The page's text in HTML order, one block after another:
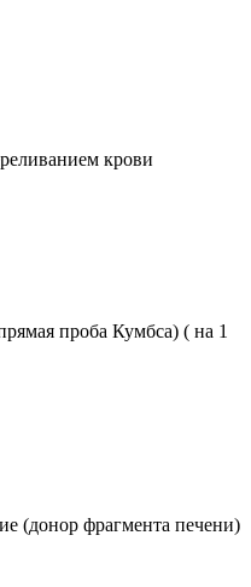
крови
проба Кумбса) ( на 1
(донор фрагмента печени)